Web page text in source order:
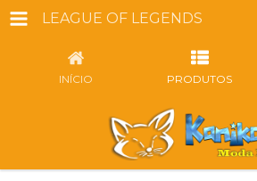
LEAGUE OF LEGENDS
INÍCIO PRODUTOS